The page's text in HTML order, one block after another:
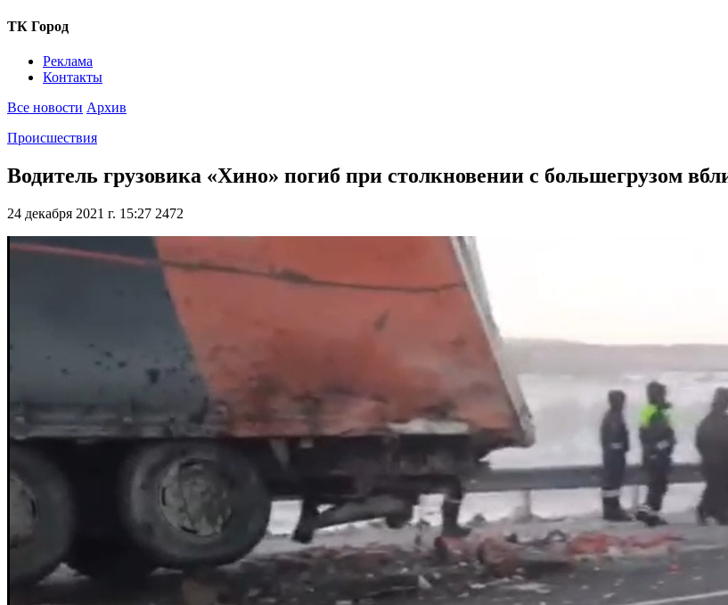
ТК Город
Реклама
Контакты
Все новости Архив
Происшествия
Водитель грузовика «Хино» погиб при столкновении с большегрузом
24 декабря 2021 г. 15:27 2472